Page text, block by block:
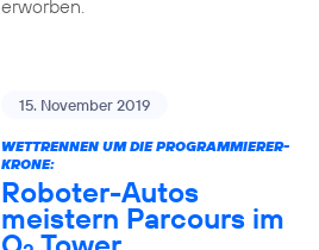
erworben.
15. November 2019
WETTRENNEN UM DIE PROGRAMMIERER-
KRONE:
Roboter-Autos
meistern Parcours im